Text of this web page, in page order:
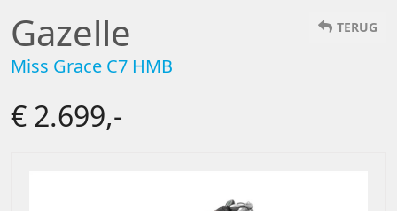
TERUG
Gazelle
Miss Grace C7 HMB
€ 2.699,-